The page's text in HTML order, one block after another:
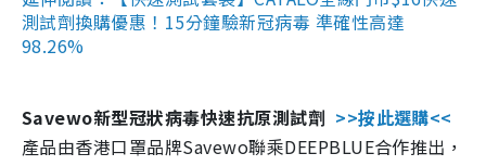
測試劑換購優惠！15分鐘驗新冠病毒 準確性高達
98.26%
Savewo新型冠狀病毒快速抗原測試劑 >>按此選購<<
產品由香港口罩品牌Savewo聯乘DEEPBLUE合作推出，